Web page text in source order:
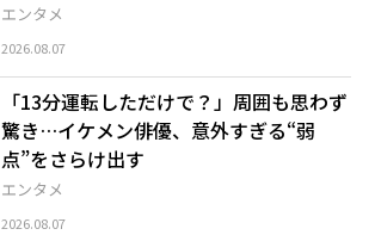
エンタメ
2026.08.07
エンタメ
「13分運転しただけで？」周囲も思わず
驚き…イケメン俳優、意外すぎる“弱
点”をさらけ出す
2026.08.07